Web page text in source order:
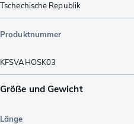
Tschechische Republik
Produktnummer
KFSVAHOSK03
Größe und Gewicht
Länge